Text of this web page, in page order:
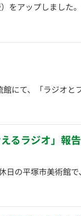
をアップしました
にて、「ラジオ
るラジオ」報告
日の平塚市美術館